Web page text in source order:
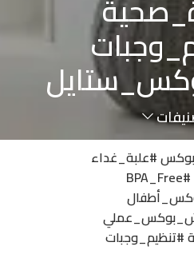
#علبة_غداء
#وجبة_صحية #طعام_منظم #BPA_Free
#تنظيم_وجبات